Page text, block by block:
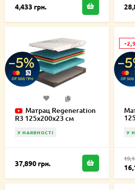
4,433 грн.
Матрац Regeneration
R3 125х200х23 см
У НАЯВНОСТІ
37,890 грн.
-
У